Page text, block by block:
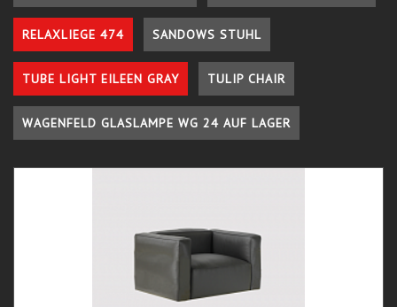
RELAXLIEGE 474 SANDOWS STUHL
TUBE LIGHT EILEEN GRAY TULIP CHAIR
WAGENFELD GLASLAMPE WG 24 AUF LAGER